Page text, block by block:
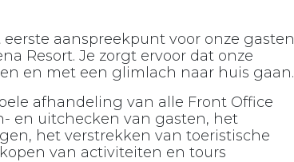
aanspreekpunt voor onze gasten
Resort. Je zorgt ervoor dat onze
en met een glimlach naar huis gaan.
afhandeling van alle Front Office
en uitchecken van gasten, het
het verstrekken van toeristische
van activiteiten en tours